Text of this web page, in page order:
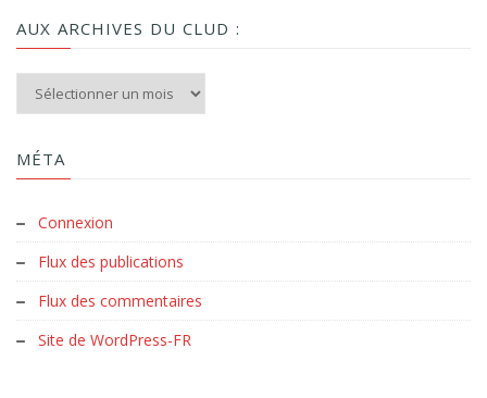
AUX ARCHIVES DU CLUD :
Aux archives du Clud :
MÉTA
Connexion
Flux des publications
Flux des commentaires
Site de WordPress-FR